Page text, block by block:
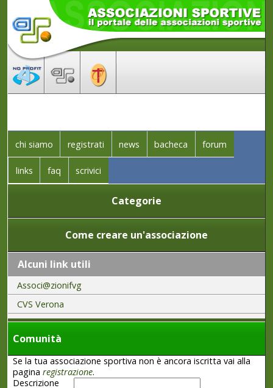
chi siamo registrati news bacheca forum
links faq scrivici
Categorie
Come creare un'associazione
Alcuni link utili
Associ@zionifvg
CVS Verona
Comunità
Se la tua associazione sportiva non è ancora iscritta vai alla
pagina registrazione.
Descrizione